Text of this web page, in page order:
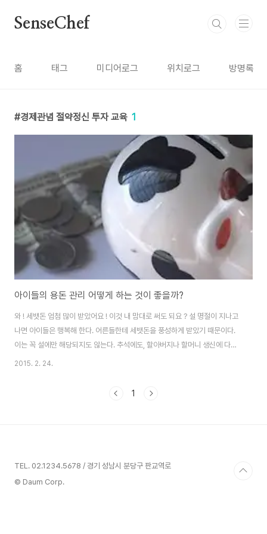
SenseChef
홈 태그 미디어로그 위치로그 방명록
경제관념 절약정신 투자 교육 1
아이들의 용돈 관리 어떻게 하는 것이 좋을까?
와 ! 세뱃돈 엄첨 많이 받았어요 ! 이것 내 맘대로 써도 되요 ? 설 명절이 지나고
나면 아이들은 행복해 한다. 어른들한테 세뱃돈을 풍성하게 받았기 때문이다.
이는 꼭 설에만 해당되지도 않는다. 추석에도, 할아버지나 할머니 생신에 다녀
와도 아이들의 주머니는 넉넉해진다. 아이들에게 돈의 개념이 없을 때는 돈을
학생, 고등학생이 되면 세뱃돈이나 용돈은 온전히 아이들 자신의 몫이 된다. 용
2015. 2. 24.
1
TEL. 02.1234.5678 / 경기 성남시 분당구 판교역로
© Daum Corp.